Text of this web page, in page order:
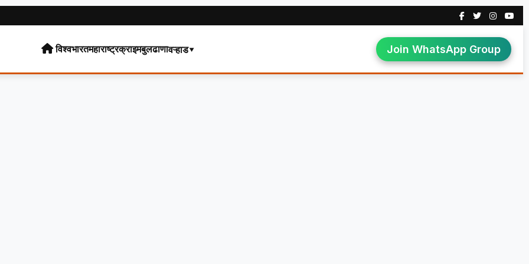
विश्वभारतमहाराष्ट्रक्राइमबुलढाणावऱ्हाड▾ Join WhatsApp Group